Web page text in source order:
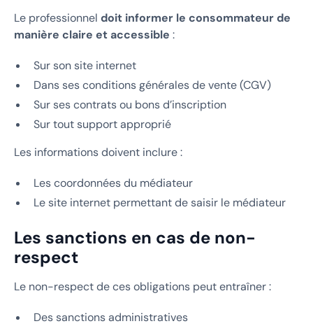
Le professionnel doit informer le consommateur de
manière claire et accessible :
Sur son site internet
Dans ses conditions générales de vente (CGV)
Sur ses contrats ou bons d’inscription
Sur tout support approprié
Les informations doivent inclure :
Les coordonnées du médiateur
Le site internet permettant de saisir le médiateur
Les sanctions en cas de non-
respect
Le non-respect de ces obligations peut entraîner :
Des sanctions administratives